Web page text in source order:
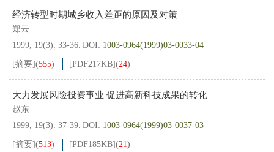
经济转型时期城乡收入差距的原因及对策
郑云
1999, 19(3): 33-36. DOI: 1003-0964(1999)03-0033-04
[摘要](555) [PDF217KB](24)
大力发展风险投资事业 促进高新科技成果的转化
赵东
1999, 19(3): 37-39. DOI: 1003-0964(1999)03-0037-03
[摘要](513) [PDF185KB](21)